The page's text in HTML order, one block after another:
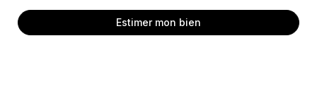
Estimer mon bien